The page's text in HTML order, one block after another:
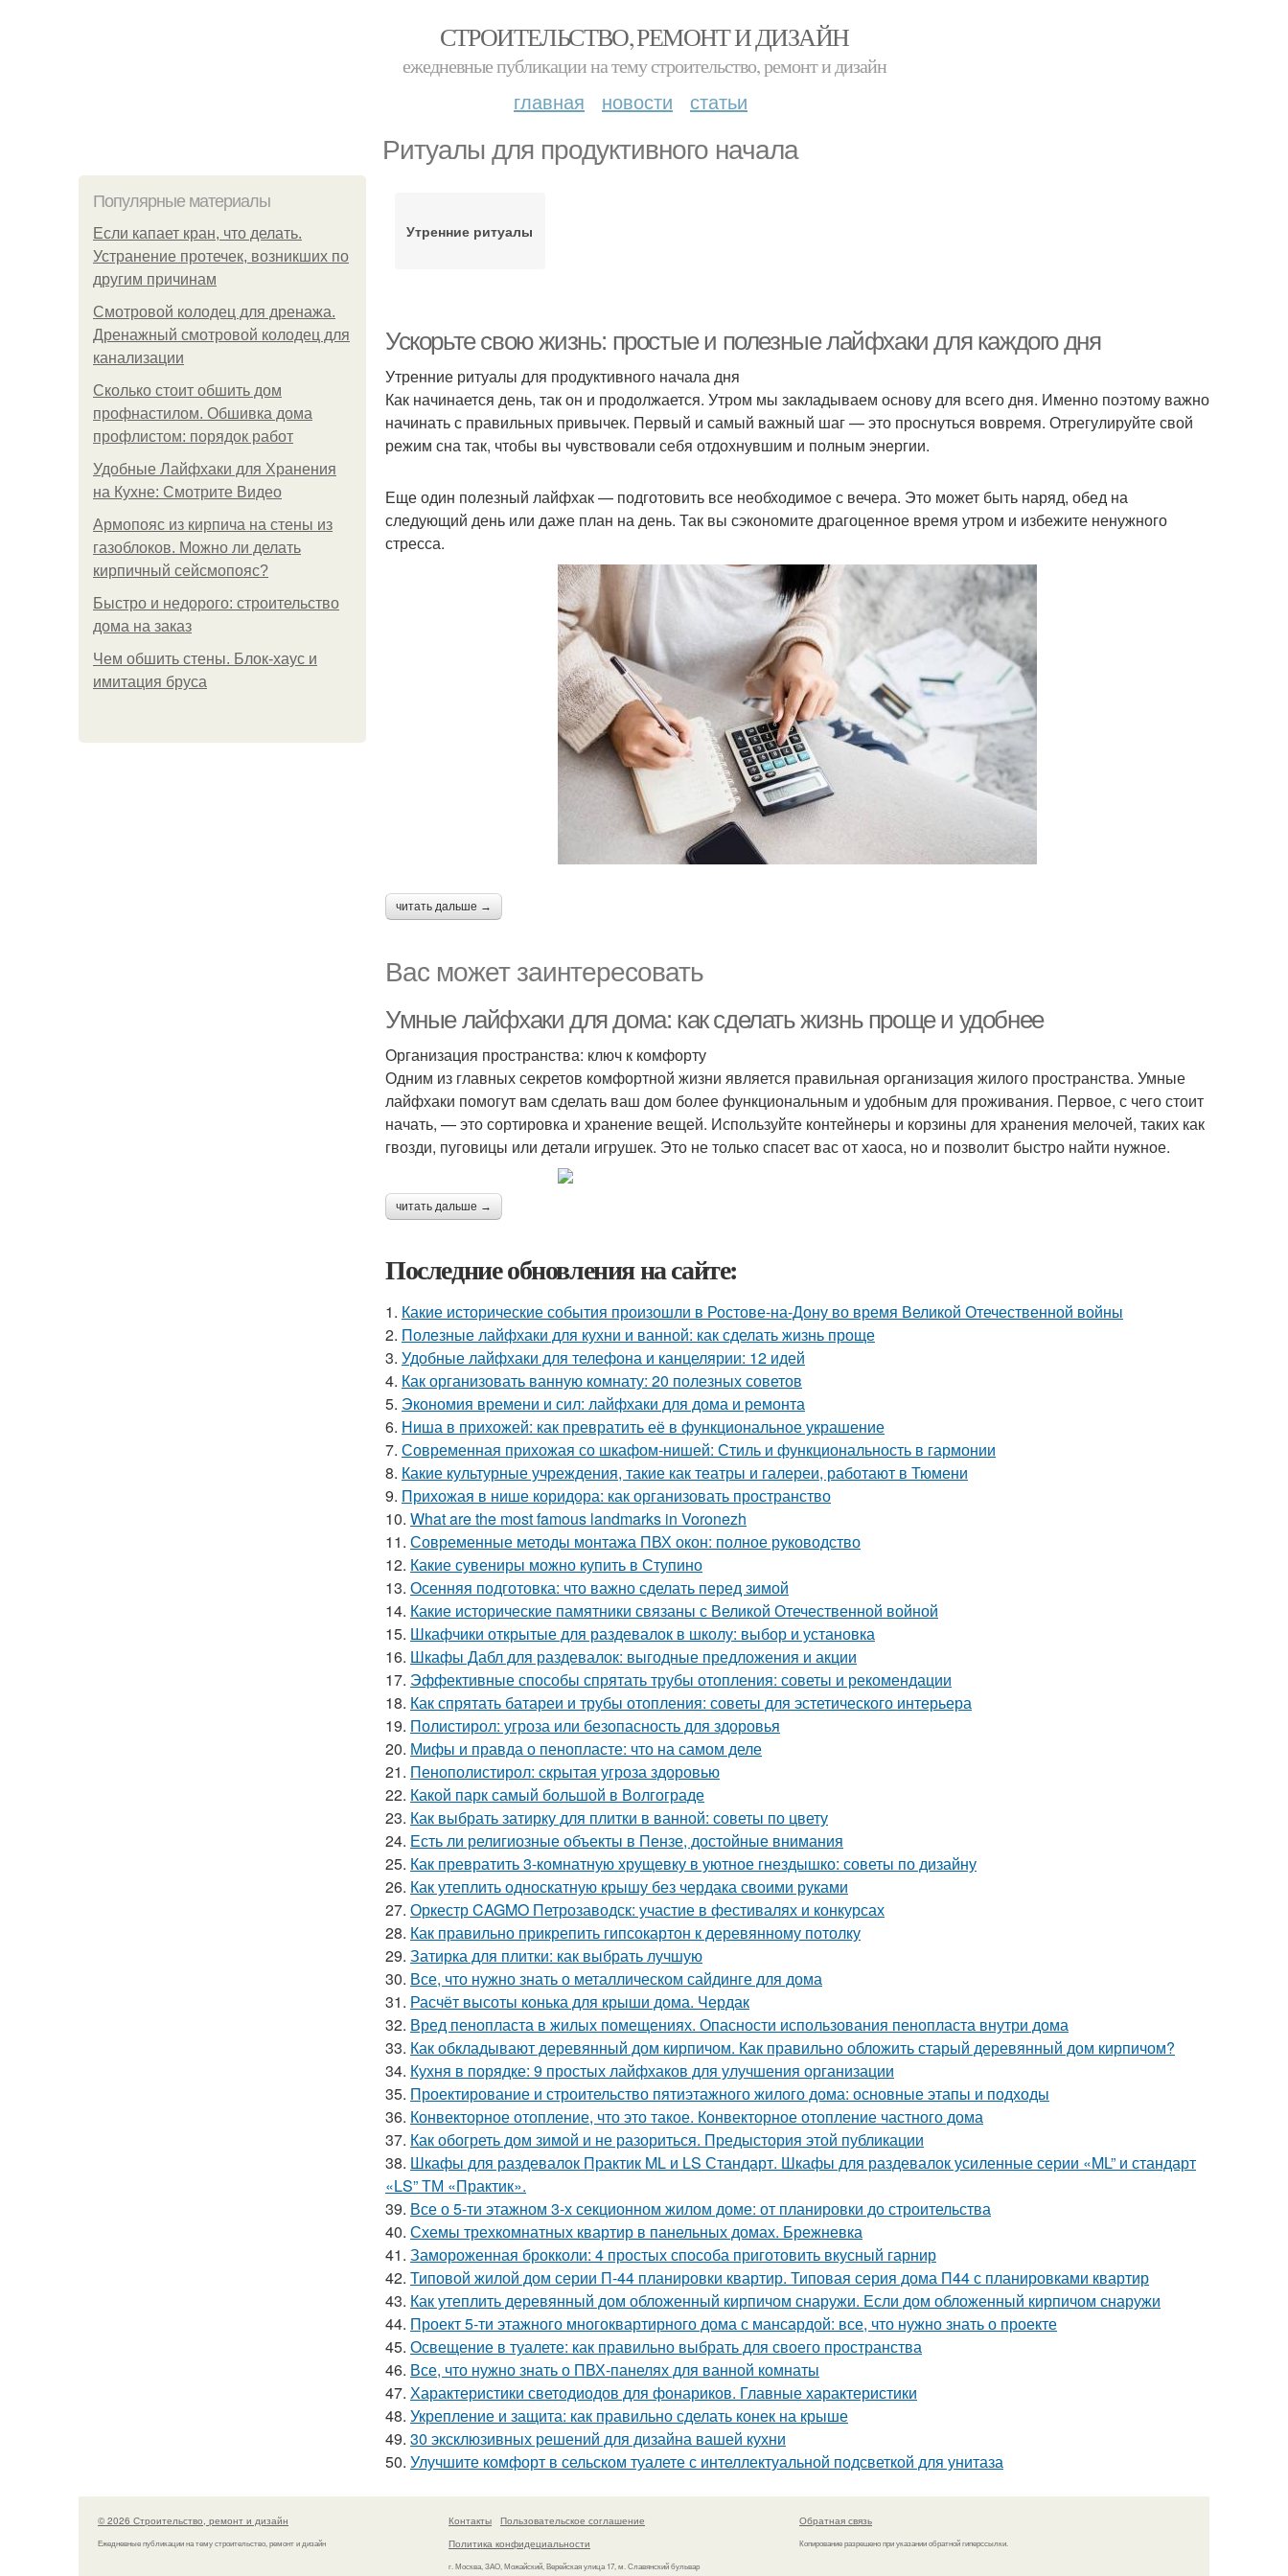
СТРОИТЕЛЬСТВО, РЕМОНТ И ДИЗАЙН
ежедневные публикации на тему строительство, ремонт и дизайн
главная новости статьи
Ритуалы для продуктивного начала
Популярные материалы
Если капает кран, что делать.
Устранение протечек, возникших по
другим причинам
Смотровой колодец для дренажа.
Дренажный смотровой колодец для
канализации
Сколько стоит обшить дом
профнастилом. Обшивка дома
профлистом: порядок работ
Удобные Лайфхаки для Хранения
на Кухне: Смотрите Видео
Армопояс из кирпича на стены из
газоблоков. Можно ли делать
кирпичный сейсмопояс?
Быстро и недорого: строительство
дома на заказ
Чем обшить стены. Блок-хаус и
имитация бруса
Утренние ритуалы
Ускорьте свою жизнь: простые и полезные лайфхаки для каждого дня
Утренние ритуалы для продуктивного начала дня
Как начинается день, так он и продолжается. Утром мы закладываем основу для всего дня. Именно поэтому важно
начинать с правильных привычек. Первый и самый важный шаг — это проснуться вовремя. Отрегулируйте свой
режим сна так, чтобы вы чувствовали себя отдохнувшим и полным энергии.
Еще один полезный лайфхак — подготовить все необходимое с вечера. Это может быть наряд, обед на
следующий день или даже план на день. Так вы сэкономите драгоценное время утром и избежите ненужного
стресса.
читать дальше →
Вас может заинтересовать
Умные лайфхаки для дома: как сделать жизнь проще и удобнее
Организация пространства: ключ к комфорту
Одним из главных секретов комфортной жизни является правильная организация жилого пространства. Умные
лайфхаки помогут вам сделать ваш дом более функциональным и удобным для проживания. Первое, с чего стоит
начать, — это сортировка и хранение вещей. Используйте контейнеры и корзины для хранения мелочей, таких как
гвозди, пуговицы или детали игрушек. Это не только спасет вас от хаоса, но и позволит быстро найти нужное.
читать дальше →
Последние обновления на сайте:
1. Какие исторические события произошли в Ростове-на-Дону во время Великой Отечественной войны
2. Полезные лайфхаки для кухни и ванной: как сделать жизнь проще
3. Удобные лайфхаки для телефона и канцелярии: 12 идей
4. Как организовать ванную комнату: 20 полезных советов
5. Экономия времени и сил: лайфхаки для дома и ремонта
6. Ниша в прихожей: как превратить её в функциональное украшение
7. Современная прихожая со шкафом-нишей: Стиль и функциональность в гармонии
8. Какие культурные учреждения, такие как театры и галереи, работают в Тюмени
9. Прихожая в нише коридора: как организовать пространство
10. What are the most famous landmarks in Voronezh
11. Современные методы монтажа ПВХ окон: полное руководство
12. Какие сувениры можно купить в Ступино
13. Осенняя подготовка: что важно сделать перед зимой
14. Какие исторические памятники связаны с Великой Отечественной войной
15. Шкафчики открытые для раздевалок в школу: выбор и установка
16. Шкафы Дабл для раздевалок: выгодные предложения и акции
17. Эффективные способы спрятать трубы отопления: советы и рекомендации
18. Как спрятать батареи и трубы отопления: советы для эстетического интерьера
19. Полистирол: угроза или безопасность для здоровья
20. Мифы и правда о пенопласте: что на самом деле
21. Пенополистирол: скрытая угроза здоровью
22. Какой парк самый большой в Волгограде
23. Как выбрать затирку для плитки в ванной: советы по цвету
24. Есть ли религиозные объекты в Пензе, достойные внимания
25. Как превратить 3-комнатную хрущевку в уютное гнездышко: советы по дизайну
26. Как утеплить односкатную крышу без чердака своими руками
27. Оркестр CAGMO Петрозаводск: участие в фестивалях и конкурсах
28. Как правильно прикрепить гипсокартон к деревянному потолку
29. Затирка для плитки: как выбрать лучшую
30. Все, что нужно знать о металлическом сайдинге для дома
31. Расчёт высоты конька для крыши дома. Чердак
32. Вред пенопласта в жилых помещениях. Опасности использования пенопласта внутри дома
33. Как обкладывают деревянный дом кирпичом. Как правильно обложить старый деревянный дом кирпичом?
34. Кухня в порядке: 9 простых лайфхаков для улучшения организации
35. Проектирование и строительство пятиэтажного жилого дома: основные этапы и подходы
36. Конвекторное отопление, что это такое. Конвекторное отопление частного дома
37. Как обогреть дом зимой и не разориться. Предыстория этой публикации
38. Шкафы для раздевалок Практик ML и LS Стандарт. Шкафы для раздевалок усиленные серии «ML” и стандарт
«LS” ТМ «Практик».
39. Все о 5-ти этажном 3-х секционном жилом доме: от планировки до строительства
40. Схемы трехкомнатных квартир в панельных домах. Брежневка
41. Замороженная брокколи: 4 простых способа приготовить вкусный гарнир
42. Типовой жилой дом серии П-44 планировки квартир. Типовая серия дома П44 с планировками квартир
43. Как утеплить деревянный дом обложенный кирпичом снаружи. Если дом обложенный кирпичом снаружи
44. Проект 5-ти этажного многоквартирного дома с мансардой: все, что нужно знать о проекте
45. Освещение в туалете: как правильно выбрать для своего пространства
46. Все, что нужно знать о ПВХ-панелях для ванной комнаты
47. Характеристики светодиодов для фонариков. Главные характеристики
48. Укрепление и защита: как правильно сделать конек на крыше
49. 30 эксклюзивных решений для дизайна вашей кухни
50. Улучшите комфорт в сельском туалете с интеллектуальной подсветкой для унитаза
© 2026 Строительство, ремонт и дизайн
Ежедневные публикации на тему строительство, ремонт и дизайн
Контакты
Пользовательское соглашение
Политика конфидециальности
г. Москва, ЗАО, Можайский, Верейская улица 17, м. Славянский бульвар
Обратная связь
Копирование разрешено при указании обратной гиперссылки.